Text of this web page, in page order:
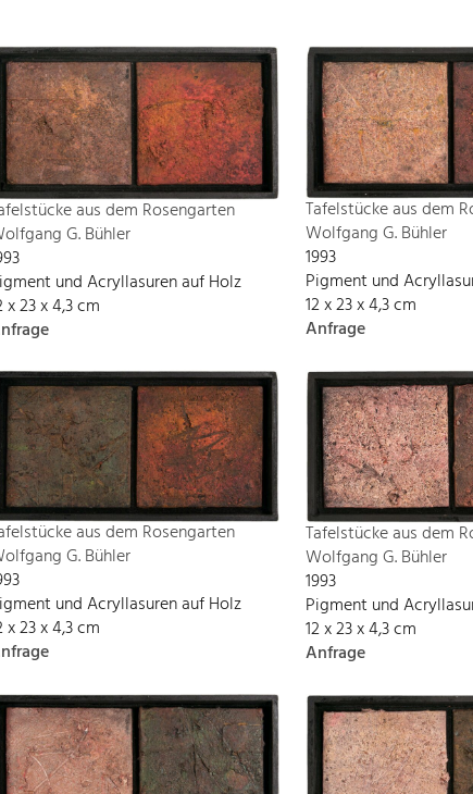
aus dem Rosengarten
G. Bühler
und Acryllasuren auf Holz
x 23 x 4,3 cm
Tafelstücke aus dem
Wolfgang G. Bühler
1993
Pigment und
12 x 23 x 4,3 cm
Anfrage
aus dem Rosengarten
G. Bühler
und Acryllasuren auf Holz
x 23 x 4,3 cm
Tafelstücke aus dem
Wolfgang G. Bühler
1993
Pigment und
12 x 23 x 4,3 cm
Anfrage